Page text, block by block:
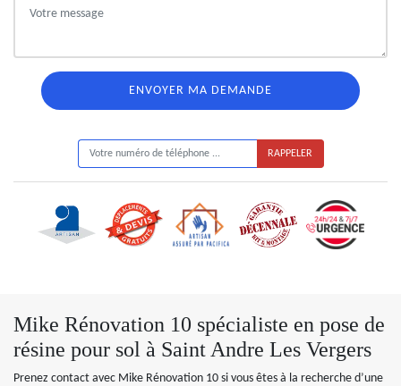
Mike Rénovation 10 spécialiste en pose de
résine pour sol à Saint Andre Les Vergers
Prenez contact avec Mike Rénovation 10 si vous êtes à la recherche d’une